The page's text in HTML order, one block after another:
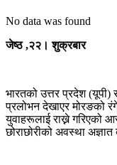
No data was found
जेष्ठ ,२२। शुक्रबार
भारतको उत्तर प्रदेश (यूपी)
प्रलोभन देखाएर मोरङको
युवाहरूलाई राख्ने गरिएको
छोराछोरीको अवस्था